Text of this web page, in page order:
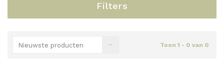
Filters
Nieuwste producten Toon 1 - 0 van 0